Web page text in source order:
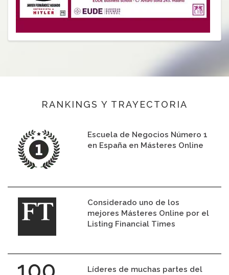
RANKINGS Y TRAYECTORIA
Escuela de Negocios Número 1
en España en Másteres Online
Considerado uno de los
mejores Másteres Online por el
Listing Financial Times
Líderes de muchas partes del